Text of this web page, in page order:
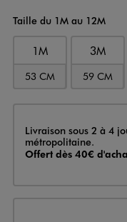
Taille du 1M au 12M
1M
53 CM
3M
59 CM
Livraison
Livraison sous 2 à 4
métropolitaine.
Offert dès 40€